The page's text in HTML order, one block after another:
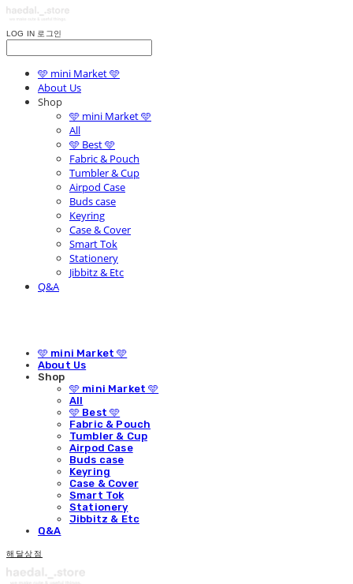
LOG IN 로그인
🩵 mini Market 🩵
About Us
Shop
🩵 mini Market 🩵
All
🩵 Best 🩵
Fabric & Pouch
Tumbler & Cup
Airpod Case
Buds case
Keyring
Case & Cover
Smart Tok
Stationery
Jibbitz & Etc
Q&A
🩵 mini Market 🩵
About Us
Shop
🩵 mini Market 🩵
All
🩵 Best 🩵
Fabric & Pouch
Tumbler & Cup
Airpod Case
Buds case
Keyring
Case & Cover
Smart Tok
Stationery
Jibbitz & Etc
Q&A
해달상점